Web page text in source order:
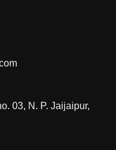
03, N. P. Jaijaipur,